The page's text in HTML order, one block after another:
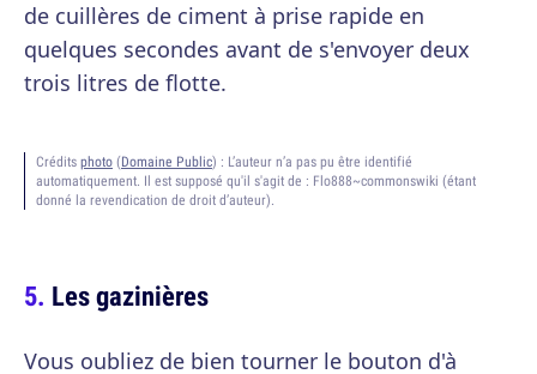
de cuillères de ciment à prise rapide en
quelques secondes avant de s'envoyer deux
trois litres de flotte.
Crédits photo (Domaine Public) : L’auteur n’a pas pu être identifié
automatiquement. Il est supposé qu'il s'agit de : Flo888~commonswiki (étant
donné la revendication de droit d’auteur).
Les gazinières
Vous oubliez de bien tourner le bouton d'à